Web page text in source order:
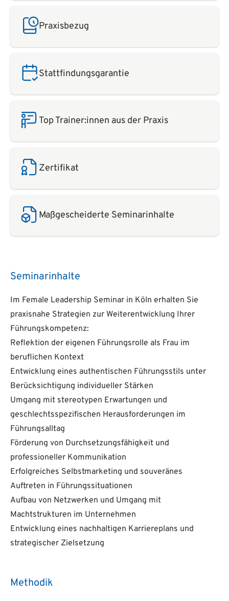
Praxisbezug
Stattfindungsgarantie
Top Trainer:innen aus der Praxis
Zertifikat
Maßgescheiderte Seminarinhalte
Seminarinhalte
Im Female Leadership Seminar in Köln erhalten Sie
praxisnahe Strategien zur Weiterentwicklung Ihrer
Führungskompetenz:
Reflektion der eigenen Führungsrolle als Frau im
beruflichen Kontext
Entwicklung eines authentischen Führungsstils unter
Berücksichtigung individueller Stärken
Umgang mit stereotypen Erwartungen und
geschlechtsspezifischen Herausforderungen im
Führungsalltag
Förderung von Durchsetzungsfähigkeit und
professioneller Kommunikation
Erfolgreiches Selbstmarketing und souveränes
Auftreten in Führungssituationen
Aufbau von Netzwerken und Umgang mit
Machtstrukturen im Unternehmen
Entwicklung eines nachhaltigen Karriereplans und
strategischer Zielsetzung
Methodik